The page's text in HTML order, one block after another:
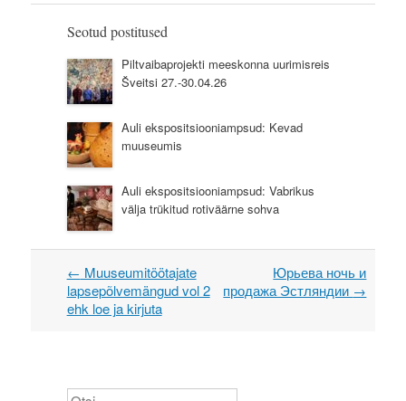
Seotud postitused
Piltvaibaprojekti meeskonna uurimisreis
Šveitsi 27.-30.04.26
Auli ekspositsiooniampsud: Kevad
muuseumis
Auli ekspositsiooniampsud: Vabrikus
välja trükitud rotiväärne sohva
Post navigation
← Muuseumitöötajate
lapsepõlvemängud vol 2
ehk loe ja kirjuta
Юрьева ночь и
продажа Эстляндии →
Otsi